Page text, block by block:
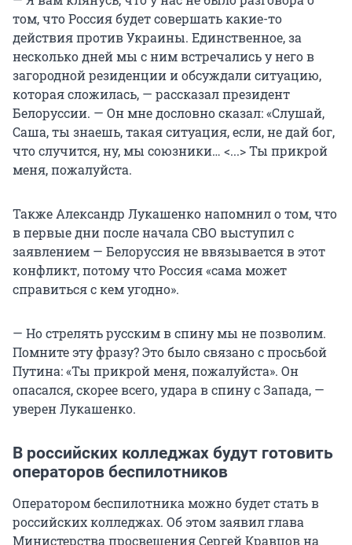
том, что Россия будет совершать какие-то
действия против Украины. Единственное, за
несколько дней мы с ним встречались у него в
загородной резиденции и обсуждали ситуацию,
которая сложилась, — рассказал президент
Белоруссии. — Он мне дословно сказал: «Слушай,
Саша, ты знаешь, такая ситуация, если, не дай бог,
что случится, ну, мы союзники… <...> Ты прикрой
меня, пожалуйста.
Также Александр Лукашенко напомнил о том, что
в первые дни после начала СВО выступил с
заявлением — Белоруссия не ввязывается в этот
конфликт, потому что Россия «сама может
справиться с кем угодно».
— Но стрелять русским в спину мы не позволим.
Помните эту фразу? Это было связано с просьбой
Путина: «Ты прикрой меня, пожалуйста». Он
опасался, скорее всего, удара в спину с Запада, —
уверен Лукашенко.
В российских колледжах будут готовить
операторов беспилотников
Оператором беспилотника можно будет стать в
российских колледжах. Об этом заявил глава
Министерства просвещения Сергей Кравцов на